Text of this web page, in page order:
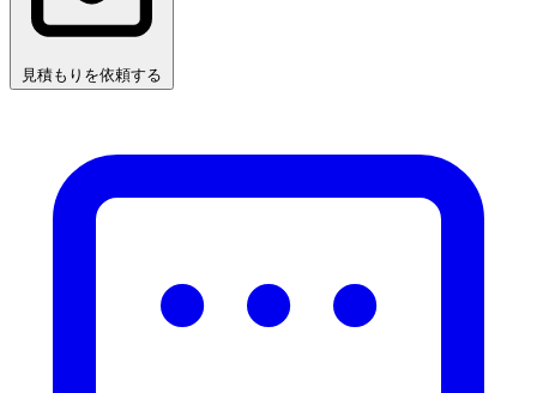
見積もりを依頼する